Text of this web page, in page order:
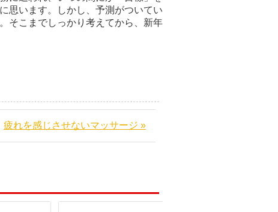
思います。しかし、予測がついてい
そこまでしっかり考えてから、新年
疲れを感じさせないマッサージ »